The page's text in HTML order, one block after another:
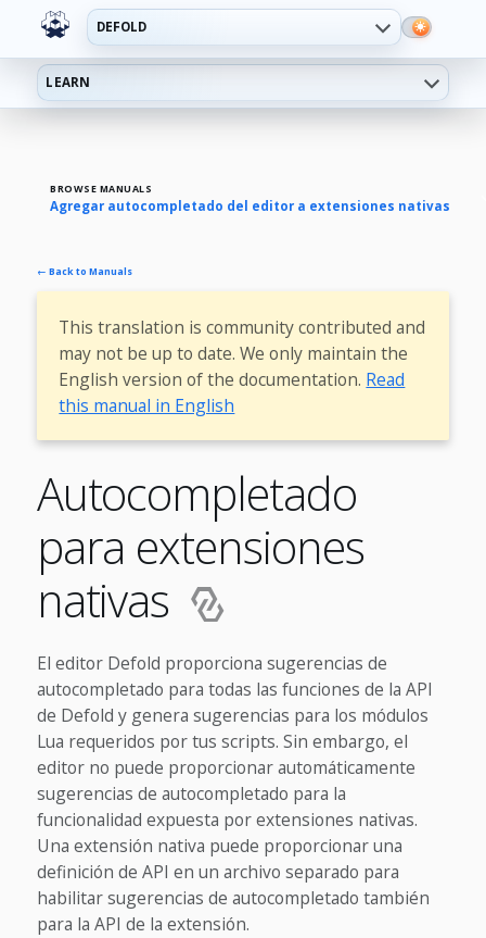
DEFOLD
LEARN
BROWSE MANUALS
Agregar autocompletado del editor a extensiones nativas
← Back to Manuals
This translation is community contributed and
may not be up to date. We only maintain the
English version of the documentation. Read
this manual in English
Autocompletado
para extensiones
nativas
El editor Defold proporciona sugerencias de
autocompletado para todas las funciones de la API
de Defold y genera sugerencias para los módulos
Lua requeridos por tus scripts. Sin embargo, el
editor no puede proporcionar automáticamente
sugerencias de autocompletado para la
funcionalidad expuesta por extensiones nativas.
Una extensión nativa puede proporcionar una
definición de API en un archivo separado para
habilitar sugerencias de autocompletado también
para la API de la extensión.